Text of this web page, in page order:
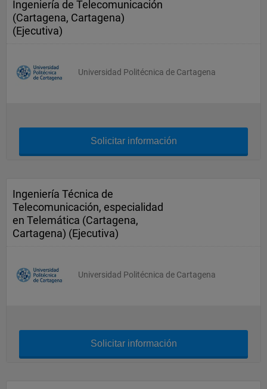
Ingeniería de Telecomunicación
(Cartagena, Cartagena)
(Ejecutiva)
Universidad Politécnica de Cartagena
Solicitar información
Ingeniería Técnica de
Telecomunicación, especialidad
en Telemática (Cartagena,
Cartagena) (Ejecutiva)
Universidad Politécnica de Cartagena
Solicitar información